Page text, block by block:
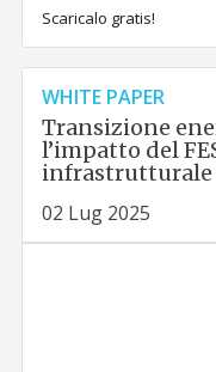
Scaricalo gratis!
WHITE PAPER
Transizione
l’impatto del
02 Lug 2025